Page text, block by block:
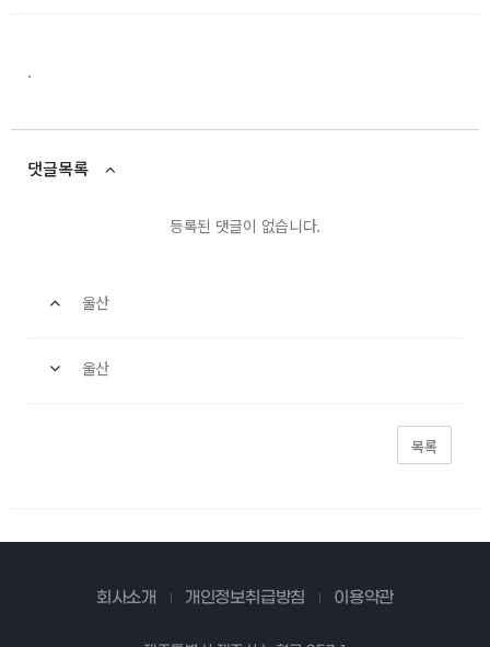
.
댓글목록
등록된 댓글이 없습니다.
울산
울산
목록
회사소개 개인정보취급방침 이용약관